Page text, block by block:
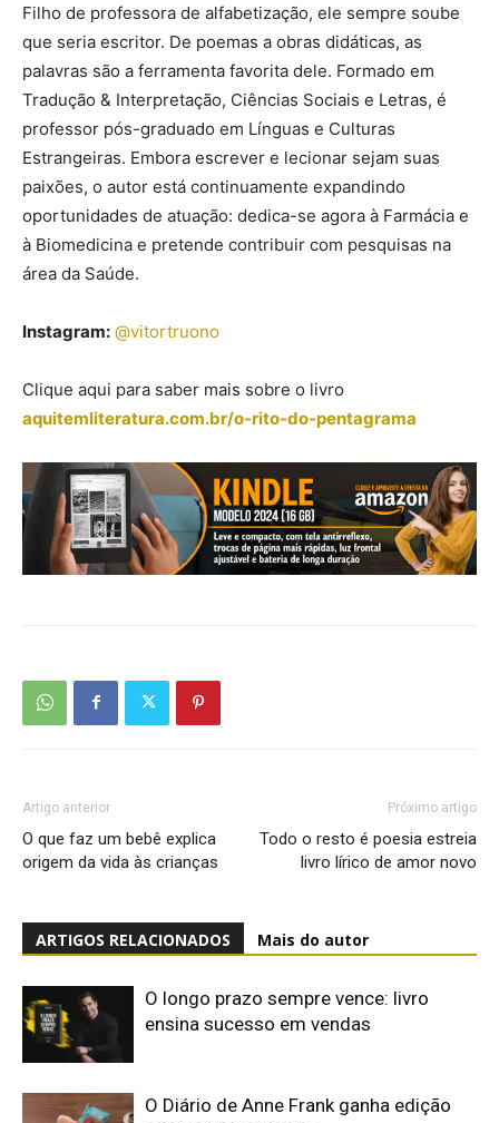
Filho de professora de alfabetização, ele sempre soube
que seria escritor. De poemas a obras didáticas, as
palavras são a ferramenta favorita dele. Formado em
Tradução & Interpretação, Ciências Sociais e Letras, é
professor pós-graduado em Línguas e Culturas
Estrangeiras. Embora escrever e lecionar sejam suas
paixões, o autor está continuamente expandindo
oportunidades de atuação: dedica-se agora à Farmácia e
à Biomedicina e pretende contribuir com pesquisas na
área da Saúde.
Instagram: @vitortruono
Clique aqui para saber mais sobre o livro
aquitemliteratura.com.br/o-rito-do-pentagrama
Artigo anterior
O que faz um bebê explica
origem da vida às crianças
Próximo artigo
Todo o resto é poesia estreia
livro lírico de amor novo
ARTIGOS RELACIONADOS Mais do autor
O longo prazo sempre vence: livro
ensina sucesso em vendas
O Diário de Anne Frank ganha edição